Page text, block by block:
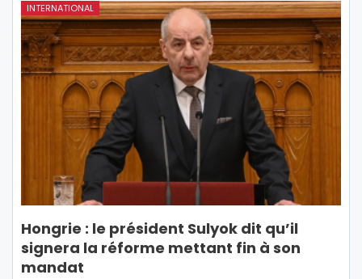
INTERNATIONAL
Hongrie : le président Sulyok dit qu’il
signera la réforme mettant fin à son
mandat